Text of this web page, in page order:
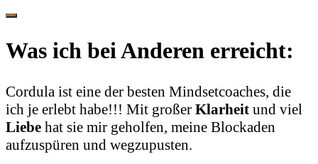
Was ich bei Anderen erreicht:
Cordula ist eine der besten Mindsetcoaches, die
ich je erlebt habe!!! Mit großer Klarheit und viel
Liebe hat sie mir geholfen, meine Blockaden
aufzuspüren und wegzupusten.